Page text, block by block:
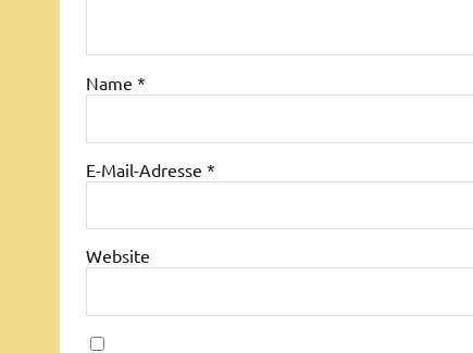
Name *
E-Mail-Adresse *
Website